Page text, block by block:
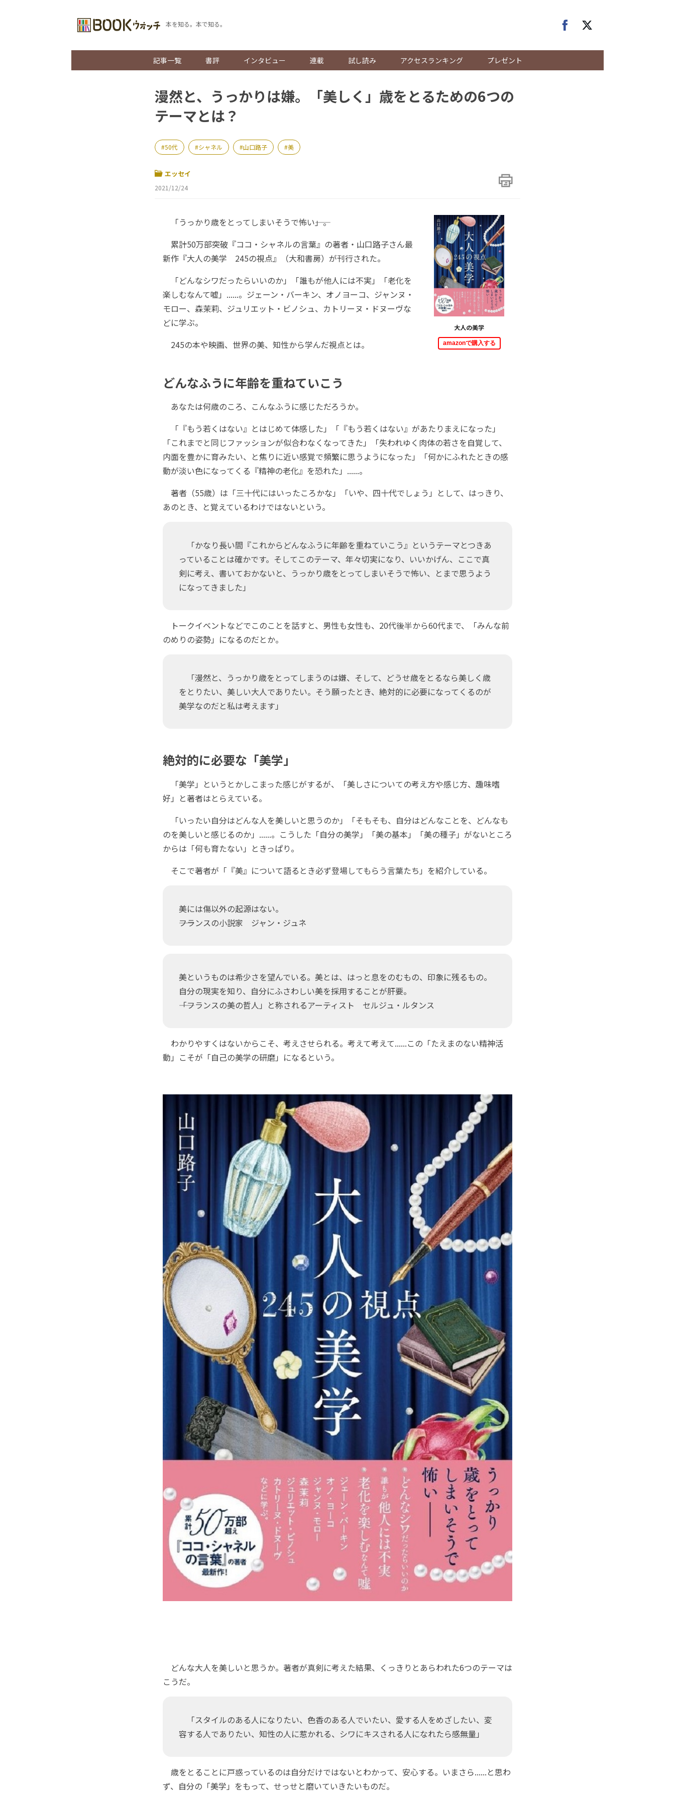
本を知る。本で知る。
記事一覧 書評 インタビュー 連載 試し読み アクセスランキング プレゼント
漫然と、うっかりは嫌。「美しく」歳をとるための6つの
テーマとは？
50代 シャネル 山口路子 美
エッセイ
2021/12/24
大人の美学
amazonで購入する
「うっかり歳をとってしまいそうで怖い――」。
累計50万部突破『ココ・シャネルの言葉』の著者・山口路子さん最
新作『大人の美学 245の視点』（大和書房）が刊行された。
「どんなシワだったらいいのか」「誰もが他人には不実」「老化を
楽しむなんて嘘」......。ジェーン・バーキン、オノヨーコ、ジャンヌ・
モロー、森茉莉、ジュリエット・ビノシュ、カトリーヌ・ドヌーヴな
どに学ぶ。
245の本や映画、世界の美、知性から学んだ視点とは。
どんなふうに年齢を重ねていこう
あなたは何歳のころ、こんなふうに感じただろうか。
「『もう若くはない』とはじめて体感した」「『もう若くはない』があたりまえになった」
「これまでと同じファッションが似合わなくなってきた」「失われゆく肉体の若さを自覚して、
内面を豊かに育みたい、と焦りに近い感覚で頻繁に思うようになった」「何かにふれたときの感
動が淡い色になってくる『精神の老化』を恐れた」......。
著者（55歳）は「三十代にはいったころかな」「いや、四十代でしょう」として、はっきり、
あのとき、と覚えているわけではないという。
「かなり長い間『これからどんなふうに年齢を重ねていこう』というテーマとつきあ
っていることは確かです。そしてこのテーマ、年々切実になり、いいかげん、ここで真
剣に考え、書いておかないと、うっかり歳をとってしまいそうで怖い、とまで思うよう
になってきました」
トークイベントなどでこのことを話すと、男性も女性も、20代後半から60代まで、「みんな前
のめりの姿勢」になるのだとか。
「漫然と、うっかり歳をとってしまうのは嫌、そして、どうせ歳をとるなら美しく歳
をとりたい、美しい大人でありたい。そう願ったとき、絶対的に必要になってくるのが
美学なのだと私は考えます」
絶対的に必要な「美学」
「美学」というとかしこまった感じがするが、「美しさについての考え方や感じ方、趣味嗜
好」と著者はとらえている。
「いったい自分はどんな人を美しいと思うのか」「そもそも、自分はどんなことを、どんなも
のを美しいと感じるのか」......。こうした「自分の美学」「美の基本」「美の種子」がないところ
からは「何も育たない」ときっぱり。
そこで著者が「『美』について語るとき必ず登場してもらう言葉たち」を紹介している。
美には傷以外の起源はない。
――フランスの小説家 ジャン・ジュネ
美というものは希少さを望んでいる。美とは、はっと息をのむもの、印象に残るもの。
自分の現実を知り、自分にふさわしい美を採用することが肝要。
――「フランスの美の哲人」と称されるアーティスト セルジュ・ルタンス
わかりやすくはないからこそ、考えさせられる。考えて考えて......この「たえまのない精神活
動」こそが「自己の美学の研磨」になるという。
どんな大人を美しいと思うか。著者が真剣に考えた結果、くっきりとあらわれた6つのテーマは
こうだ。
「スタイルのある人になりたい、色香のある人でいたい、愛する人をめざしたい、変
容する人でありたい、知性の人に惹かれる、シワにキスされる人になれたら感無量」
歳をとることに戸惑っているのは自分だけではないとわかって、安心する。いまさら......と思わ
ず、自分の「美学」をもって、せっせと磨いていきたいものだ。